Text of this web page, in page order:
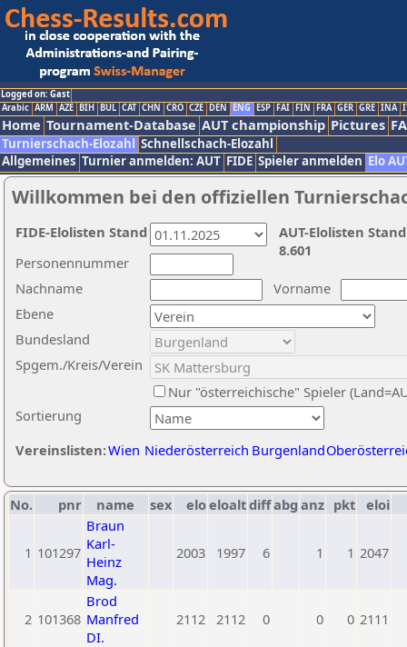
Logged on: Gast
Arabic ARM AZE BIH BUL CAT CHN CRO CZE DEN ENG ESP FAI FIN FRA GER GRE INA
Home Tournament-Database AUT championship Pictures
Turnierschach-Elozahl Schnellschach-Elozahl
Allgemeines Turnier anmelden: AUT FIDE Spieler anmelden Elo
Willkommen bei den offiziellen
Nachname
Vorname
Ebene
Sortierung
Personennummer
Bundesland
Spgem./Kreis/Verein
Nur "österreichische" Spieler
Vereinslisten:Wien Niederösterreich Burgenland
AUT-Elolisten
8.601
FIDE-Elolisten Stand
No. pnr name sex eloeloaltdiffabg anz pkt eloi
1 101297
Braun
Karl-
Heinz
Mag.
2003 1997 6 1 1 2047
2 101368
Brod
Manfred
DI.
2112 2112 0 0 0 2111